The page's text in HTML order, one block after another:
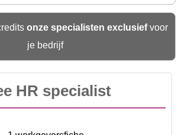
onze specialisten exclusiefvoor
je bedrijf
HR specialist